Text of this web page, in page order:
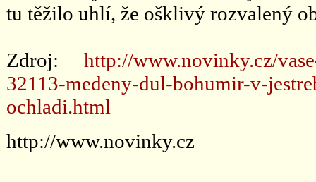
tu těžilo uhlí, že ošklivý rozvalený
Zdroj: http://www.novinky.cz/
32113-medeny-dul-bohumir-v-
ochladi.html
http://www.novinky.cz